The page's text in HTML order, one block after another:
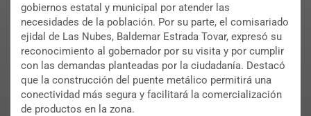
gobiernos estatal y municipal por atender las
necesidades de la población. Por su parte, el comisariado
ejidal de Las Nubes, Baldemar Estrada Tovar, expresó su
reconocimiento al gobernador por su visita y por cumplir
con las demandas planteadas por la ciudadanía. Destacó
que la construcción del puente metálico permitirá una
conectividad más segura y facilitará la comercialización
de productos en la zona.